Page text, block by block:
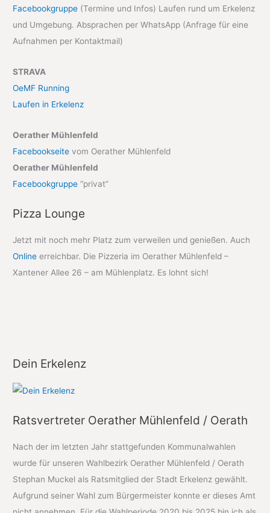
Facebookgruppe (Termine und Infos) Laufen rund um Erkelenz
und Umgebung. Absprachen per WhatsApp (Anfrage für eine
Aufnahmen per Kontaktmail)
STRAVA
OeMF Running
Laufen in Erkelenz
Oerather Mühlenfeld
Facebookseite vom Oerather Mühlenfeld
Oerather Mühlenfeld
Facebookgruppe “privat”
Pizza Lounge
Jetzt mit noch mehr Platz zum verweilen und genießen. Auch
Online erreichbar. Die Pizzeria im Oerather Mühlenfeld –
Xantener Allee 26 – am Mühlenplatz. Es lohnt sich!
Dein Erkelenz
Ratsvertreter Oerather Mühlenfeld / Oerath
Nach der im letzten Jahr stattgefunden Kommunalwahlen
wurde für unseren Wahlbezirk Oerather Mühlenfeld / Oerath
Stephan Muckel als Ratsmitglied der Stadt Erkelenz gewählt.
Aufgrund seiner Wahl zum Bürgermeister konnte er dieses Amt